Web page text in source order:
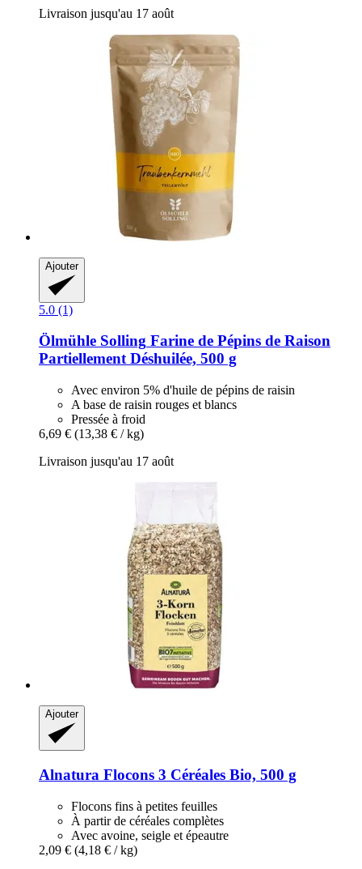
Livraison jusqu'au 17 août
Ajouter
5.0 (1)
Ölmühle Solling Farine de Pépins de Raison
Partiellement Déshuilée, 500 g
Avec environ 5% d'huile de pépins de raisin
A base de raisin rouges et blancs
Pressée à froid
6,69 € (13,38 € / kg)
Livraison jusqu'au 17 août
Ajouter
Alnatura Flocons 3 Céréales Bio, 500 g
Flocons fins à petites feuilles
À partir de céréales complètes
Avec avoine, seigle et épeautre
2,09 € (4,18 € / kg)